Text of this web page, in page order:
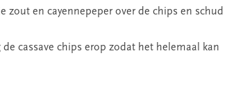
zout en cayennepeper over de chips en schud
cassave chips erop zodat het helemaal kan